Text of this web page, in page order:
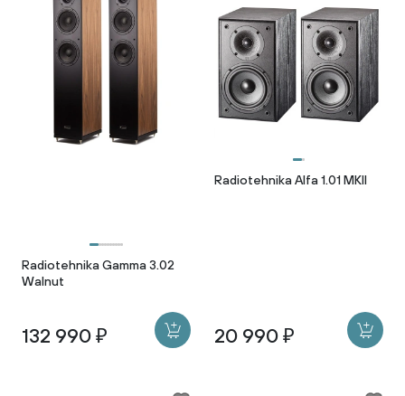
Radiotehnika Gamma 3.02
Walnut
132 990 ₽
Radiotehnika Alfa 1.01 MKII
20 990 ₽